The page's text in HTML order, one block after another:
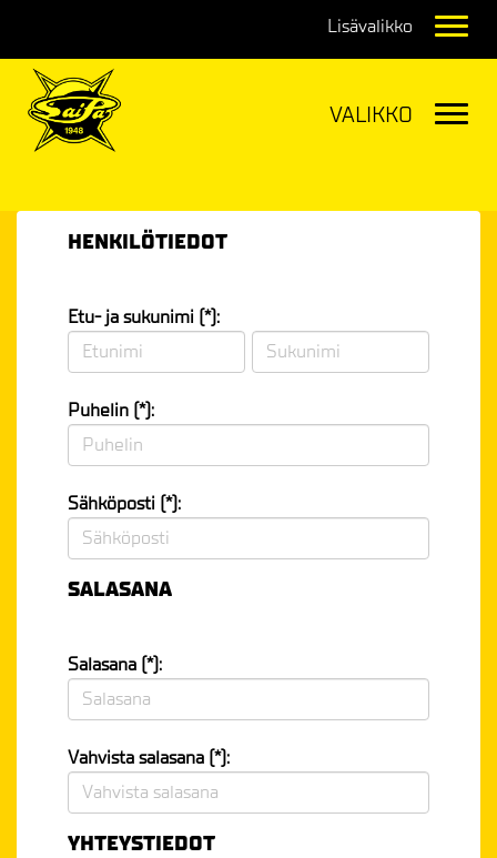
HENKILÖTIEDOT
Etu- ja sukunimi (*):
Puhelin (*):
Sähköposti (*):
SALASANA
Salasana (*):
Vahvista salasana (*):
YHTEYSTIEDOT